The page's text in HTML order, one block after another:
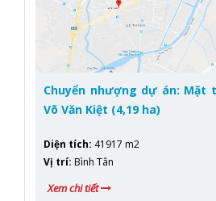
Chuyển nhượng dự án: Mặt
Võ Văn Kiệt (4,19 ha)
Diện tích: 41917 m2
Vị trí: Bình Tân
Xem chi tiết